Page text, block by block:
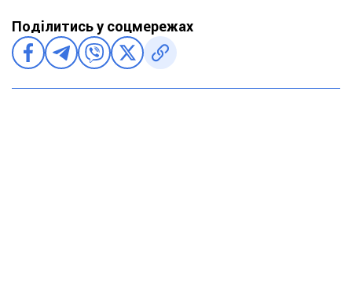
Поділитись у соцмережах